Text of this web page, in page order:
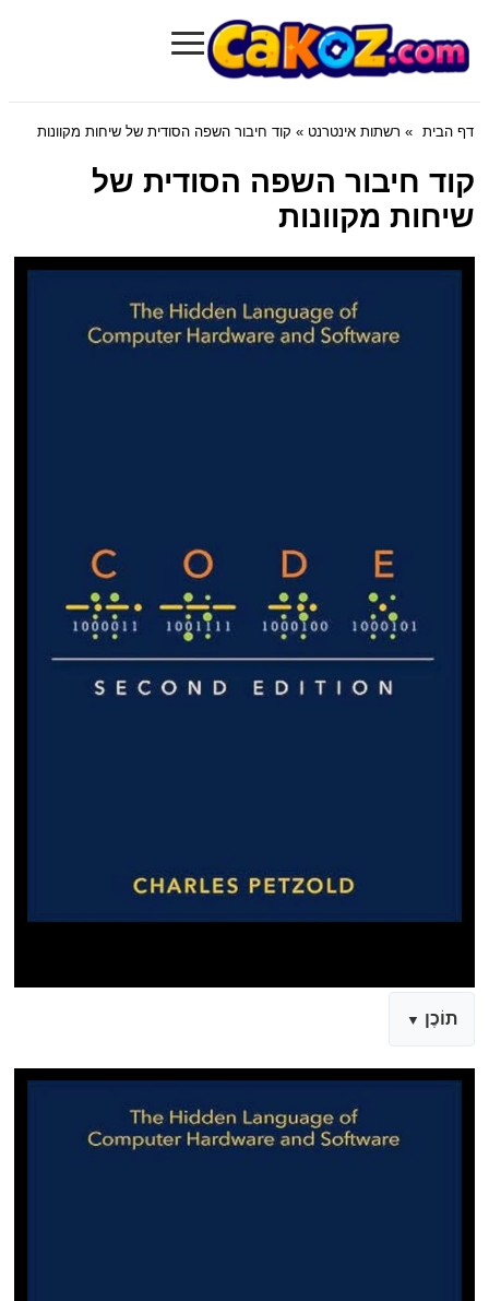
Cakoz.com
≡
דף הבית » רשתות אינטרנט » קוד חיבור השפה הסודית של שיחות מקוונות
קוד חיבור השפה הסודית של
שיחות מקוונות
תוֹכֶן